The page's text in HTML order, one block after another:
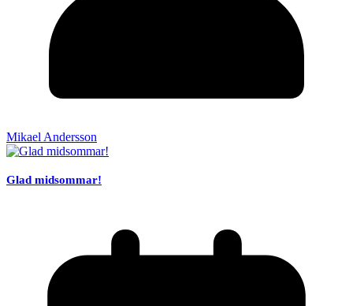
Mikael Andersson
Glad midsommar!